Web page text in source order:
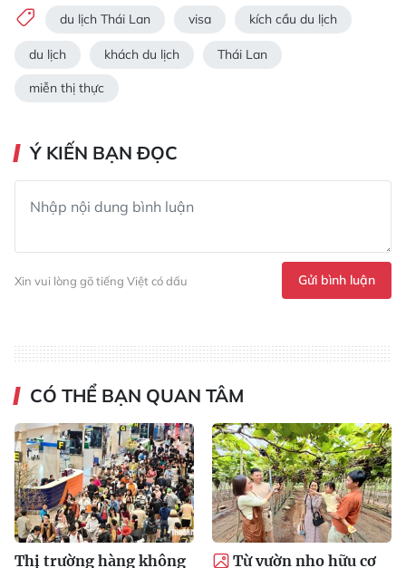
du lịch Thái Lan visa kích cầu du lịch
du lịch khách du lịch Thái Lan
miễn thị thực
Ý KIẾN BẠN ĐỌC
Xin vui lòng gõ tiếng Việt có dấu Gửi bình luận
CÓ THỂ BẠN QUAN TÂM
Thị trường hàng không
Từ vườn nho hữu cơ